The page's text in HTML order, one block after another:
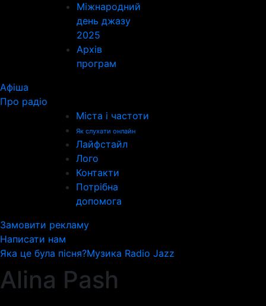
Міжнародний
день джазу
2025
Архів
програм
Афіша
Про радіо
Міста і частоти
Як слухати онлайн
Лайфстайл
Лого
Контакти
Потрібна
допомога
Замовити рекламу
Написати нам
Яка це була пісня?Музика Radio Jazz
Alina Pash